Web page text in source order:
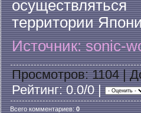
территории
Источник: sonic-
Просмотров: 1104 |
Рейтинг: 0.0/0 |
Всего комментариев:0